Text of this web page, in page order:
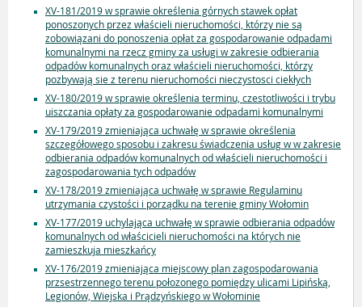
XV-181/2019 w sprawie określenia górnych stawek opłat
ponoszonych przez właścieli nieruchomości, którzy nie są
zobowiązani do ponoszenia opłat za gospodarowanie odpadami
komunalnymi na rzecz gminy za usługi w zakresie odbierania
odpadów komunalnych oraz właścieli nieruchomości, którzy
pozbywają sie z terenu nieruchomości nieczystosci ciekłych
XV-180/2019 w sprawie określenia terminu, czestotliwości i trybu
uiszczania opłaty za gospodarowanie odpadami komunalnymi
XV-179/2019 zmieniająca uchwałę w sprawie określenia
szczegółowego sposobu i zakresu świadczenia usług w w zakresie
odbierania odpadów komunalnych od właścieli nieruchomości i
zagospodarowania tych odpadów
XV-178/2019 zmieniająca uchwałę w sprawie Regulaminu
utrzymania czystości i porządku na terenie gminy Wołomin
XV-177/2019 uchylająca uchwałę w sprawie odbierania odpadów
komunalnych od właścicieli nieruchomości na których nie
zamieszkuja mieszkańcy
XV-176/2019 zmieniająca miejscowy plan zagospodarowania
przsestrzennego terenu połozonego pomiędzy ulicami Lipińską,
Legionów, Wiejska i Prądzyńskiego w Wołominie